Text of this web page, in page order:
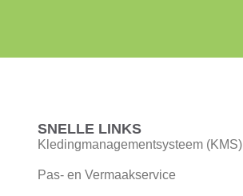
SNELLE LINKS
Kledingmanagementsysteem (KMS)
Pas- en Vermaakservice